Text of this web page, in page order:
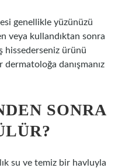
genellikle yüzünüzü
veya kullandıktan sonra
hissederseniz ürünü
danışmanız
SONRA
su ve temiz bir havluyla